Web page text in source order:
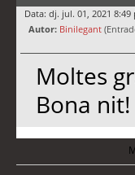
Data: dj. jul. 01, 2021 8:49
Autor: Binilegant
Moltes
Bona nit!